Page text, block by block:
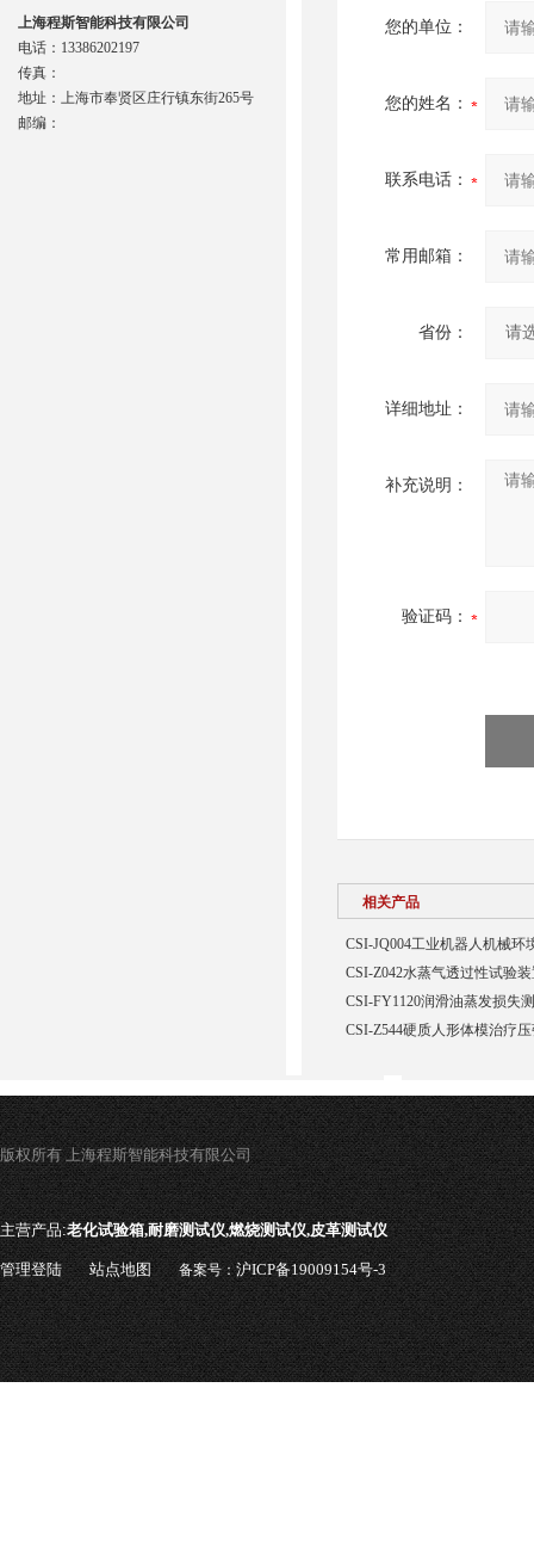
您的单位：
您的姓名：
联系电话：
常用邮箱：
省份：
详细地址：
补充说明：
验证码：
相关产品
CSI-JQ004工业机器人机械
CSI-Z042水蒸气透过性试验
CSI-FY1120润滑油蒸发损失
CSI-Z544硬质人形体模治疗
上海程斯智能科技有限公司
电话：13386202197
传真：
地址：上海市奉贤区庄行镇东街265号
邮编：
版权所有 上海程斯智能科技有限公司
主营产品:老化试验箱,耐磨测试仪,燃烧测试仪,皮革测试仪
管理登陆 站点地图 备案号：沪ICP备19009154号-3